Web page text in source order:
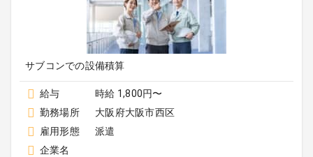
サブコンでの設備積算
給与
時給 1,800円〜
勤務場所
大阪府大阪市西区
雇用形態
派遣
企業名